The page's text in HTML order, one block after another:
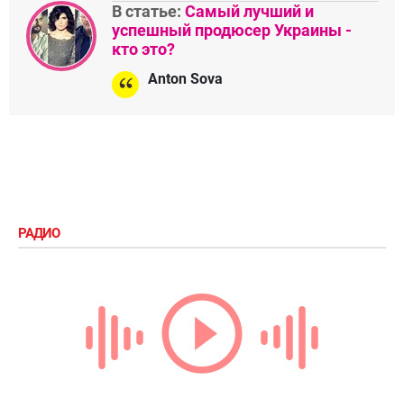
В статье: Самый лучший и
успешный продюсер Украины -
кто это?
Anton Sova
РАДИО